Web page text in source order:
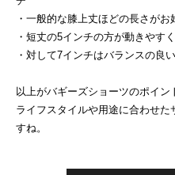
・一般的な膝上丈ほどの長さが
・短丈の5インチの方が動きやす
・対して7インチはバランスの良
以上がバギーズショーツのポイン
ライフスタイルや用途に合わせ
すね。